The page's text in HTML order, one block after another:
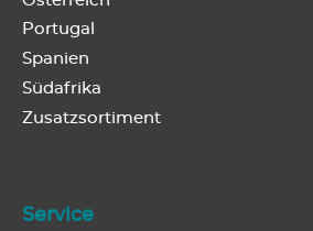
Portugal
Spanien
Südafrika
Zusatzsortiment
Service